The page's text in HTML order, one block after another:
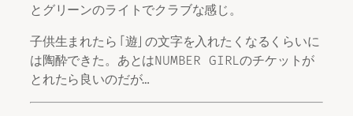
とグリーンのライトでクラブな感じ。
子供生まれたら「遊」の文字を入れたくなるくらいに
は陶酔できた。あとはNUMBER GIRLのチケットが
とれたら良いのだが…